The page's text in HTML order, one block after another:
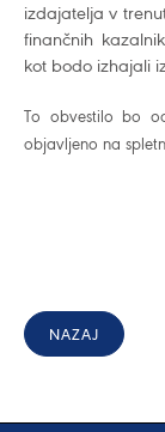
izdajatelja v
finančnih
kot bodo izhajali
To obvestilo bo
objavljeno na
NAZAJ